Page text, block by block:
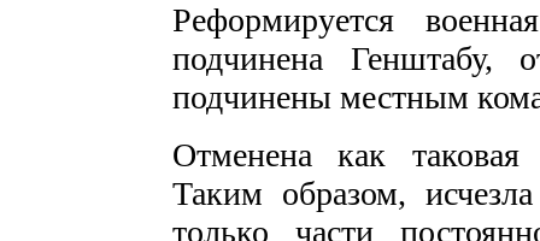
Реформируется
подчинена Генштабу,
подчинены местным
Отменена как таковая
Таким образом,
только части